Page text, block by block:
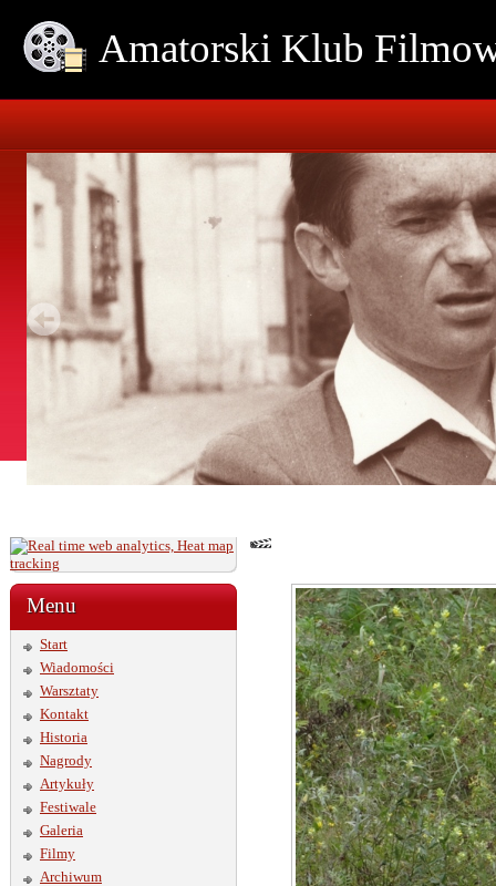
Amatorski Klub
Menu
Start
Wiadomości
Warsztaty
Kontakt
Historia
Nagrody
Artykuły
Festiwale
Galeria
Filmy
Archiwum